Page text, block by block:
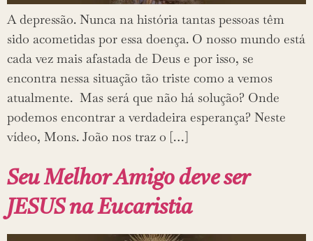
A depressão. Nunca na história tantas pessoas têm
sido acometidas por essa doença. O nosso mundo está
cada vez mais afastada de Deus e por isso, se
encontra nessa situação tão triste como a vemos
atualmente. Mas será que não há solução? Onde
podemos encontrar a verdadeira esperança? Neste
vídeo, Mons. João nos traz o […]
Seu Melhor Amigo deve ser
JESUS na Eucaristia